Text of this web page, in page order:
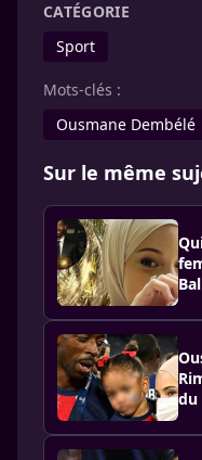
CATÉGORIE
Sport
Mots-clés :
Ousmane Dembélé
Sur le même
du